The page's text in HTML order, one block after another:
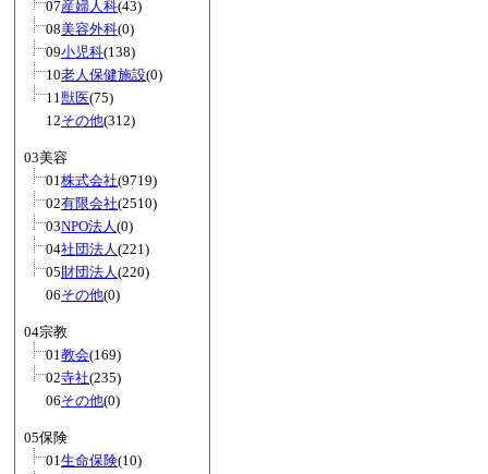
07産婦人科(43)
08美容外科(0)
09小児科(138)
10老人保健施設(0)
11獣医(75)
12その他(312)
03美容
01株式会社(9719)
02有限会社(2510)
03NPO法人(0)
04社団法人(221)
05財団法人(220)
06その他(0)
04宗教
01教会(169)
02寺社(235)
06その他(0)
05保険
01生命保険(10)